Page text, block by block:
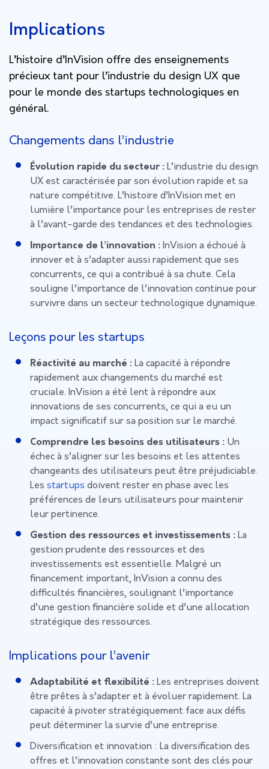
Implications
L’histoire d’InVision offre des enseignements
précieux tant pour l’industrie du design UX que
pour le monde des startups technologiques en
général.
Changements dans l’industrie
Évolution rapide du secteur : L’industrie du design
UX est caractérisée par son évolution rapide et sa
nature compétitive. L’histoire d’InVision met en
lumière l’importance pour les entreprises de rester
à l’avant-garde des tendances et des technologies.
Importance de l’innovation : InVision a échoué à
innover et à s’adapter aussi rapidement que ses
concurrents, ce qui a contribué à sa chute. Cela
souligne l’importance de l’innovation continue pour
survivre dans un secteur technologique dynamique.
Leçons pour les startups
Réactivité au marché : La capacité à répondre
rapidement aux changements du marché est
cruciale. InVision a été lent à répondre aux
innovations de ses concurrents, ce qui a eu un
impact significatif sur sa position sur le marché.
Comprendre les besoins des utilisateurs : Un
échec à s’aligner sur les besoins et les attentes
changeants des utilisateurs peut être préjudiciable.
Les startups doivent rester en phase avec les
préférences de leurs utilisateurs pour maintenir
leur pertinence.
Gestion des ressources et investissements : La
gestion prudente des ressources et des
investissements est essentielle. Malgré un
financement important, InVision a connu des
difficultés financières, soulignant l’importance
d’une gestion financière solide et d’une allocation
stratégique des ressources.
Implications pour l’avenir
Adaptabilité et flexibilité : Les entreprises doivent
être prêtes à s’adapter et à évoluer rapidement. La
capacité à pivoter stratégiquement face aux défis
peut déterminer la survie d’une entreprise.
Diversification et innovation : La diversification des
offres et l’innovation constante sont des clés pour